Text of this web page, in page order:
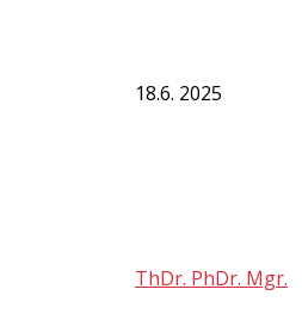
18.6. 2025
ThDr. PhDr. Mgr.